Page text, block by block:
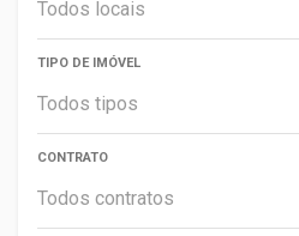
Todos locais
TIPO DE IMÓVEL
Todos tipos
CONTRATO
Todos contratos